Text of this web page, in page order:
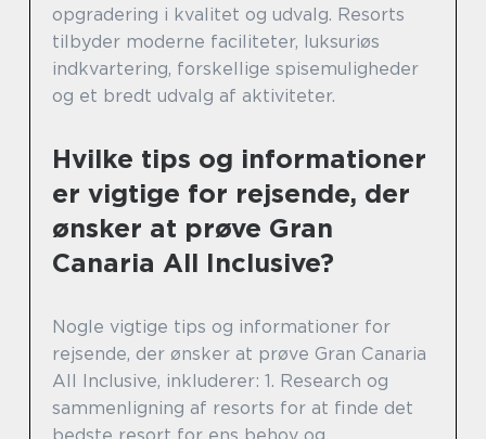
opgradering i kvalitet og udvalg. Resorts
tilbyder moderne faciliteter, luksuriøs
indkvartering, forskellige spisemuligheder
og et bredt udvalg af aktiviteter.
Hvilke tips og informationer
er vigtige for rejsende, der
ønsker at prøve Gran
Canaria All Inclusive?
Nogle vigtige tips og informationer for
rejsende, der ønsker at prøve Gran Canaria
All Inclusive, inkluderer: 1. Research og
sammenligning af resorts for at finde det